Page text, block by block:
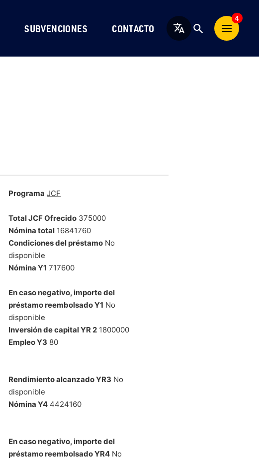
SUBVENCIONES CONTACTO Español
4
Programa JCF
Total JCF Ofrecido 375000
Nómina total 16841760
Condiciones del préstamo No
disponible
Nómina Y1 717600
En caso negativo, importe del
préstamo reembolsado Y1 No
disponible
Inversión de capital YR 2 1800000
Empleo Y3 80
Rendimiento alcanzado YR3 No
disponible
Nómina Y4 4424160
En caso negativo, importe del
préstamo reembolsado YR4 No